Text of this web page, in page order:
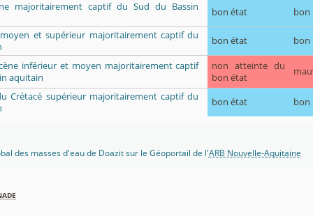
majoritairement captif du Sud du Bassin
bon état
bon
moyen et supérieur majoritairement captif du
bon état bon
inférieur et moyen majoritairement captif
aquitain
non atteinte du
bon état
Crétacé supérieur majoritairement captif du
bon état bon
des masses d'eau de Doazit sur le Géoportail de l'ARB Nouvelle-Aquitaine